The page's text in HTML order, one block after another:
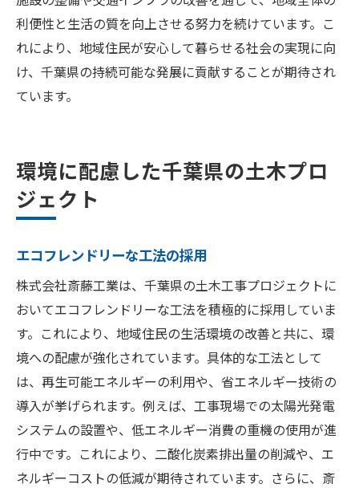
利便性と生活の質を向上させる努力を続けています。こ
れにより、地域住民が安心して暮らせる社会の実現に向
け、千葉県の持続可能な発展に貢献することが期待され
ています。
環境に配慮した千葉県の土木プロ
ジェクト
エコフレンドリーな工法の採用
株式会社斎藤工業は、千葉県の土木工事プロジェクトに
おいてエコフレンドリーな工法を積極的に採用していま
す。これにより、地域住民の生活環境の改善と共に、環
境への配慮が強化されています。具体的な工法として
は、再生可能エネルギーの利用や、省エネルギー技術の
導入が挙げられます。例えば、工事現場での太陽光発電
システムの設置や、低エネルギー消費の重機の使用が進
行中です。これにより、二酸化炭素排出量の削減や、エ
ネルギーコストの低減が期待されています。さらに、斎